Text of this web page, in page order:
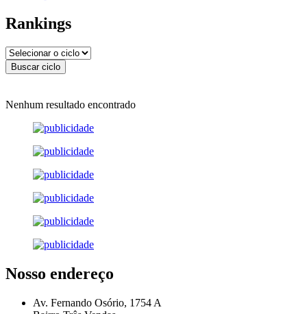
Rankings
Nenhum resultado encontrado
Nosso endereço
Av. Fernando Osório, 1754 A